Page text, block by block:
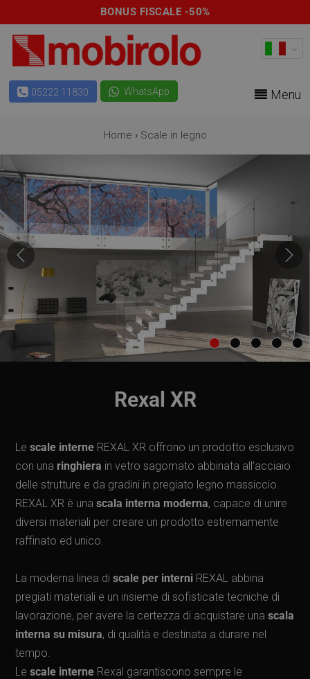
BONUS FISCALE -50%
05222 11830 WhatsApp Menu
Home › Scale in legno
Rexal XR
Lescale interne REXAL XR offrono un prodotto esclusivo
con una ringhiera in vetro sagomato abbinata all’acciaio
delle strutture e da gradini in pregiato legno massiccio.
REXAL XR è unascala interna moderna, capace di unire
diversi materiali per creare un prodotto estremamente
raffinato ed unico.
La moderna linea discale per interni REXAL abbina
pregiati materiali e un insieme di sofisticate tecniche di
lavorazione, per avere la certezza di acquistare unascala
interna su misura, di qualità e destinata a durare nel
tempo.
Lescale interne Rexal garantiscono sempre le